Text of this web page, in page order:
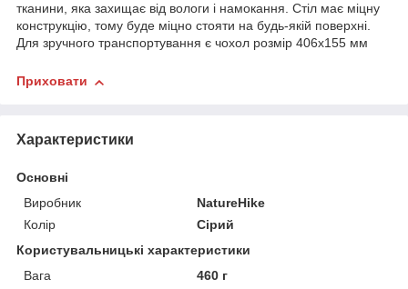
тканини, яка захищає від вологи і намокання. Стіл має міцну
конструкцію, тому буде міцно стояти на будь-якій поверхні.
Для зручного транспортування є чохол розмір 406х155 мм
Приховати
Характеристики
Основні
Виробник
NatureHike
Колір
Сірий
Користувальницькі характеристики
Вага
460 г